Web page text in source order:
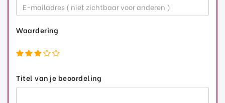
Waardering
Titel van je beoordeling